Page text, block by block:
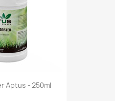
Aptus - 250ml